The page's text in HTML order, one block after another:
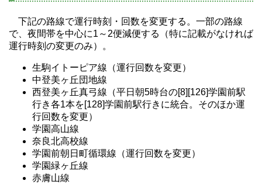
下記の路線で運行時刻・回数を変更する。一部の路線
で、夜間帯を中心に1～2便減便する（特に記載がなければ
運行時刻の変更のみ）。
生駒イトーピア線（運行回数を変更）
中登美ヶ丘団地線
西登美ヶ丘真弓線（平日朝5時台の[8][126]学園前駅
行き各1本を[128]学園前駅行きに統合。そのほか運
行回数を変更）
学園高山線
奈良北高校線
学園前朝日町循環線（運行回数を変更）
学園緑ヶ丘線
赤膚山線